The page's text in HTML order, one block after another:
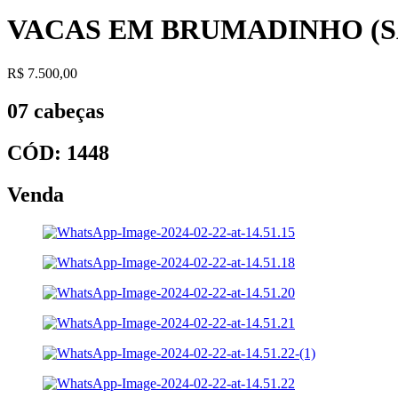
VACAS EM BRUMADINHO
R$ 7.500,00
07 cabeças
CÓD: 1448
Venda